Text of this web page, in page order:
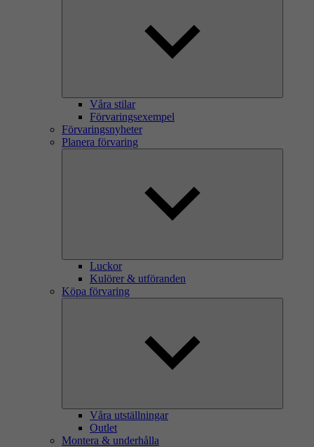
Våra stilar
Förvaringsexempel
Förvaringsnyheter
Planera förvaring
Luckor
Kulörer & utföranden
Köpa förvaring
Våra utställningar
Outlet
Montera & underhålla